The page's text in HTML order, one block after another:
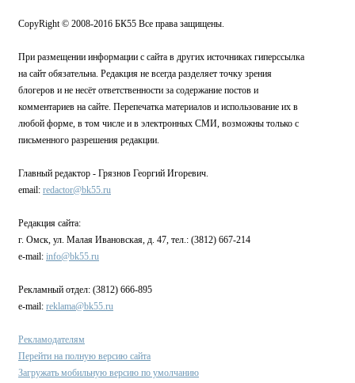
CopyRight © 2008-2016 БК55 Все права защищены.
При размещении информации с сайта в других источниках гиперссылка
на сайт обязательна. Редакция не всегда разделяет точку зрения
блогеров и не несёт ответственности за содержание постов и
комментариев на сайте. Перепечатка материалов и использование их в
любой форме, в том числе и в электронных СМИ, возможны только с
письменного разрешения редакции.
Главный редактор - Грязнов Георгий Игоревич.
email: redactor@bk55.ru
Редакция сайта:
г. Омск, ул. Малая Ивановская, д. 47, тел.: (3812) 667-214
e-mail: info@bk55.ru
Рекламный отдел: (3812) 666-895
e-mail: reklama@bk55.ru
Рекламодателям
Перейти на полную версию сайта
Загружать мобильную версию по умолчанию